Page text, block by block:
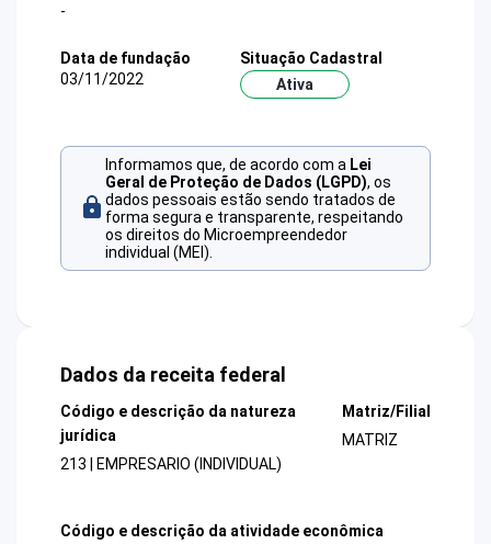
-
Data de fundação
03/11/2022
Situação Cadastral
Ativa
Informamos que, de acordo com a Lei
Geral de Proteção de Dados (LGPD), os
dados pessoais estão sendo tratados de
forma segura e transparente, respeitando
os direitos do Microempreendedor
individual (MEI).
Dados da receita federal
Código e descrição da natureza
jurídica
213 | EMPRESARIO (INDIVIDUAL)
Matriz/Filial
MATRIZ
Código e descrição da atividade econômica